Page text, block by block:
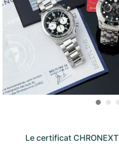
Le certificat CHRONEXT